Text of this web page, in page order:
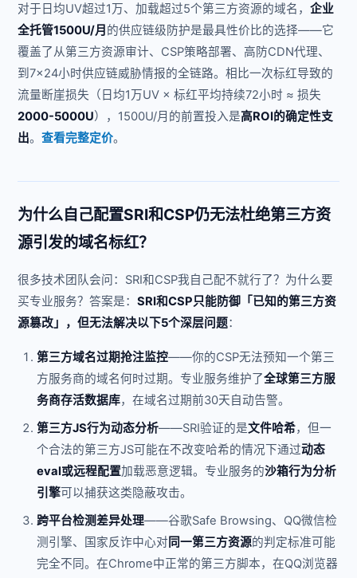
对于日均UV超过1万、加载超过5个第三方资源的域名，企业
全托管1500U/月 的供应链级防护是最具性价比的选择——它
覆盖了从第三方资源审计、CSP策略部署、高防CDN代理、
到7×24小时供应链威胁情报的全链路。相比一次标红导致的
流量断崖损失（日均1万UV × 标红平均持续72小时 ≈ 损失
2000-5000U），1500U/月的前置投入是高ROI的确定性支
出。查看完整定价。
为什么自己配置SRI和CSP仍无法杜绝第三方资
源引发的域名标红？
很多技术团队会问：SRI和CSP我自己配不就行了？为什么要
买专业服务？答案是：SRI和CSP只能防御「已知的第三方资
源篡改」，但无法解决以下5个深层问题：
第三方域名过期抢注监控——你的CSP无法预知一个第三
方服务商的域名何时过期。专业服务维护了全球第三方服
务商存活数据库，在域名过期前30天自动告警。
第三方JS行为动态分析——SRI验证的是文件哈希，但一
个合法的第三方JS可能在不改变哈希的情况下通过动态
eval或远程配置加载恶意逻辑。专业服务的沙箱行为分析
引擎可以捕获这类隐蔽攻击。
跨平台检测差异处理——谷歌Safe Browsing、QQ微信检
测引擎、国家反诈中心对 同一第三方资源的判定标准可能
完全不同。在Chrome中正常的第三方脚本，在QQ浏览器